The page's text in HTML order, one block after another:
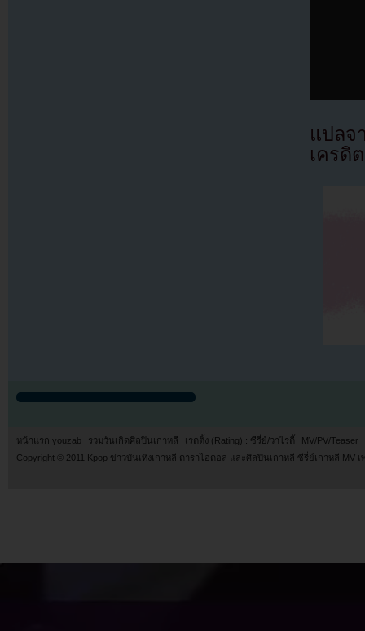
แปล
เครดิ
หน้าแรก youzab รวมวันเกิดศิลปินเกาหลี เรตติ้ง (Rating) : ซีรี่ย์/วาไรตี้
MV/PV/Teaser
Copyright © 2011 Kpop ข่าวบันเทิงเกาหลี ดาราไอดอล และศิลปินเกาหลี ซีรี่ย์เกาหลี MV